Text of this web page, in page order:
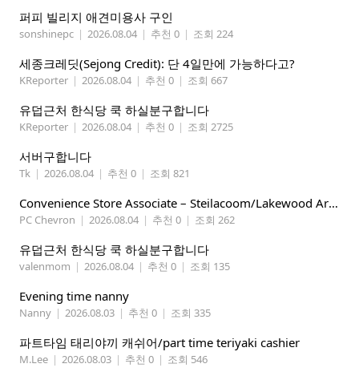
퍼피 빌리지 애견미용사 구인
sonshinepc | 2026.08.04 | 추천 0 | 조회 224
세종크레딧(Sejong Credit): 단 4일만에 가능하다고?
KReporter | 2026.08.04 | 추천 0 | 조회 667
유덥근처 한식당 쿡 하실분구합니다
KReporter | 2026.08.04 | 추천 0 | 조회 2725
서버구합니다
Tk | 2026.08.04 | 추천 0 | 조회 821
Convenience Store Associate – Steilacoom/Lakewood Area, $19 -$21/hr
PC Chevron | 2026.08.04 | 추천 0 | 조회 262
유덥근처 한식당 쿡 하실분구합니다
valenmom | 2026.08.04 | 추천 0 | 조회 135
Evening time nanny
Nanny | 2026.08.03 | 추천 0 | 조회 335
파트타임 태리야끼 캐쉬어/part time teriyaki cashier
M.Lee | 2026.08.03 | 추천 0 | 조회 546